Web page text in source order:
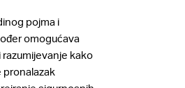
pojma i
omogućava
kako
pronalazak